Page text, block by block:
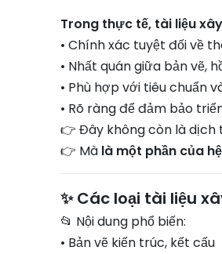
Trong thực tế, tài liệu
• Chính xác tuyệt đối về
• Nhất quán giữa bản vẽ,
• Phù hợp với tiêu chuẩn
• Rõ ràng để đảm bảo
👉 Đây không còn là dịch
👉 Mà là một phần của
✨ Các loại tài liệu
📂 Nội dung phổ biến:
• Bản vẽ kiến trúc, kết cấu